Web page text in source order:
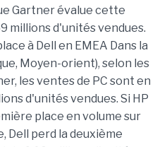
Gartner évalue cette
millions d'unités vendues.
à Dell en EMEA Dans la
Moyen-orient), selon les
les ventes de PC sont en
d'unités vendues. Si HP
place en volume sur
Dell perd la deuxième